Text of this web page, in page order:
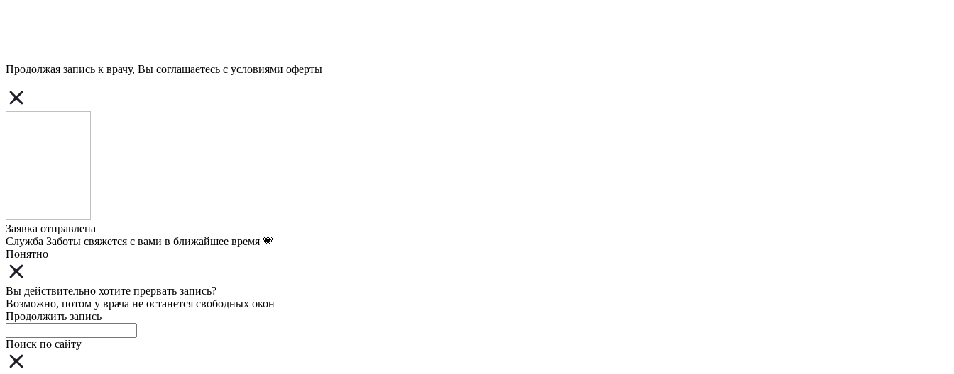
Продолжая запись к врачу, Вы соглашаетесь с условиями оферты
Заявка отправлена
Служба Заботы свяжется с вами в ближайшее время 💗
Понятно
Вы действительно хотите прервать запись?
Возможно, потом у врача не останется свободных окон
Продолжить запись
Поиск по сайту